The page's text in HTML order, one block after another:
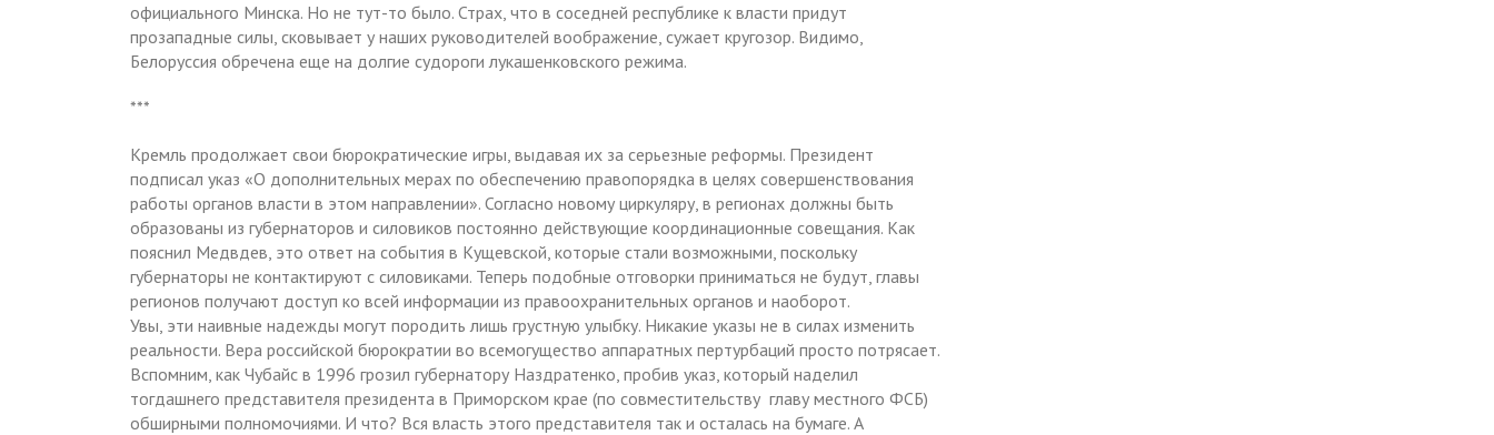
официального Минска. Но не тут-то было. Страх, что в соседней республике к власти придут
прозападные силы, сковывает у наших руководителей воображение, сужает кругозор. Видимо,
Белоруссия обречена еще на долгие судороги лукашенковского режима.
***
Кремль продолжает свои бюрократические игры, выдавая их за серьезные реформы. Президент
подписал указ «О дополнительных мерах по обеспечению правопорядка в целях совершенствования
работы органов власти в этом направлении». Согласно новому циркуляру, в регионах должны быть
образованы из губернаторов и силовиков постоянно действующие координационные совещания. Как
пояснил Медвдев, это ответ на события в Кущевской, которые стали возможными, поскольку
губернаторы не контактируют с силовиками. Теперь подобные отговорки приниматься не будут, главы
регионов получают доступ ко всей информации из правоохранительных органов и наоборот.
Увы, эти наивные надежды могут породить лишь грустную улыбку. Никакие указы не в силах изменить
реальности. Вера российской бюрократии во всемогущество аппаратных пертурбаций просто потрясает.
Вспомним, как Чубайс в 1996 грозил губернатору Наздратенко, пробив указ, который наделил
тогдашнего представителя президента в Приморском крае (по совместительству главу местного ФСБ)
обширными полномочиями. И что? Вся власть этого представителя так и осталась на бумаге. А